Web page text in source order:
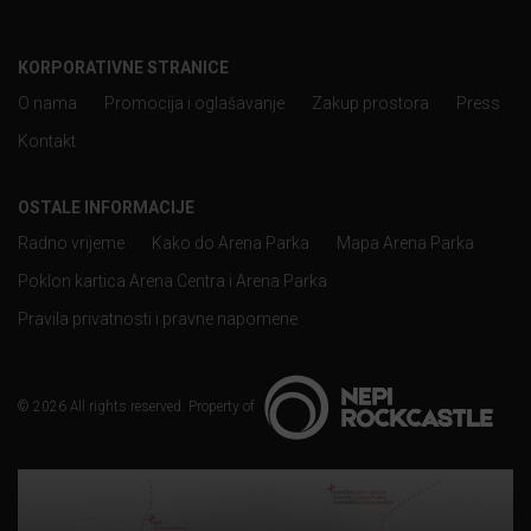
KORPORATIVNE STRANICE
O nama
Promocija i oglašavanje Zakup prostora
Press
Kontakt
OSTALE INFORMACIJE
Radno vrijeme
Kako do Arena Parka
Mapa Arena Parka
Poklon kartica Arena Centra i Arena Parka
Pravila privatnosti i pravne napomene
© 2026 All rights reserved. Property of